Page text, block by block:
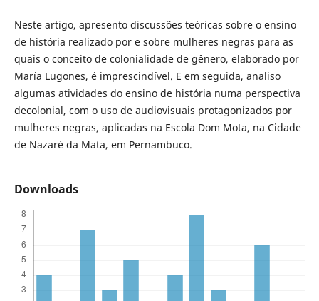
Neste artigo, apresento discussões teóricas sobre o ensino
de história realizado por e sobre mulheres negras para as
quais o conceito de colonialidade de gênero, elaborado por
María Lugones, é imprescindível. E em seguida, analiso
algumas atividades do ensino de história numa perspectiva
decolonial, com o uso de audiovisuais protagonizados por
mulheres negras, aplicadas na Escola Dom Mota, na Cidade
de Nazaré da Mata, em Pernambuco.
Downloads